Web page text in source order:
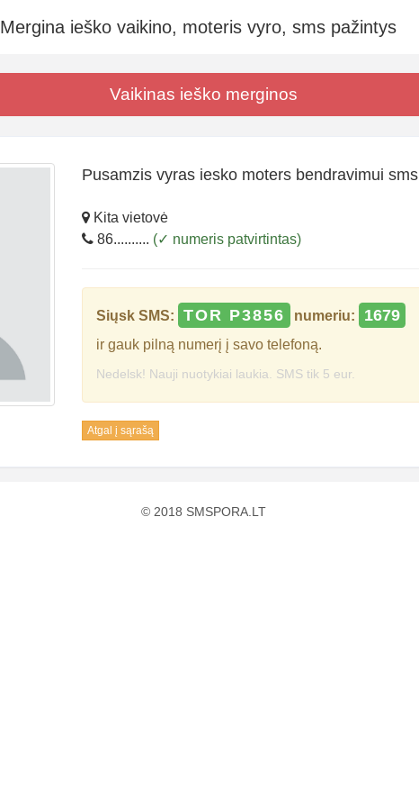
Mergina ieško vaikino, moteris vyro, sms pažintys
Vaikinas ieško merginos
Pusamzis vyras iesko moters bendravimui sms
Kita vietovė
86.......... (✓ numeris patvirtintas)
Siųsk SMS: TOR P3856 numeriu: 1679
ir gauk pilną numerį į savo telefoną.
Nedelsk! Nauji nuotykiai laukia. SMS tik 5 eur.
Atgal į sąrašą
© 2018 SMSPORA.LT